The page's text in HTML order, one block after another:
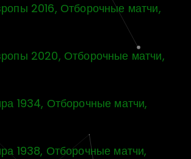
2016, Отборочные матчи,
2020, Отборочные матчи,
1934, Отборочные матчи,
1938, Отборочные матчи,